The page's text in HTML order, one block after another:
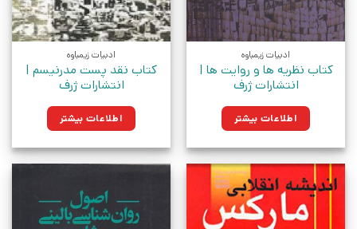
ادبیات زیمباوه
کتاب نظریه ها و روایت ها |
انتشارات ژرف
اطلاعات بیشتر
ادبیات زیمباوه
کتاب نقد پست مدرنیسم |
انتشارات ژرف
اطلاعات بیشتر